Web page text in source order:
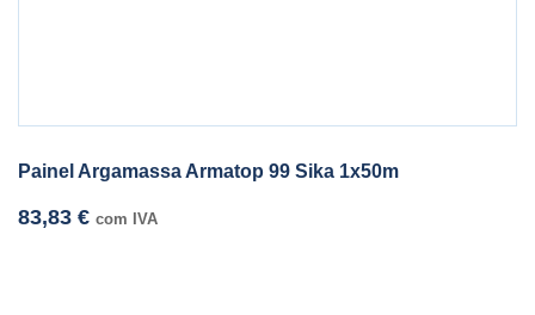
Painel Argamassa Armatop 99 Sika 1x50m
83,83 € com IVA